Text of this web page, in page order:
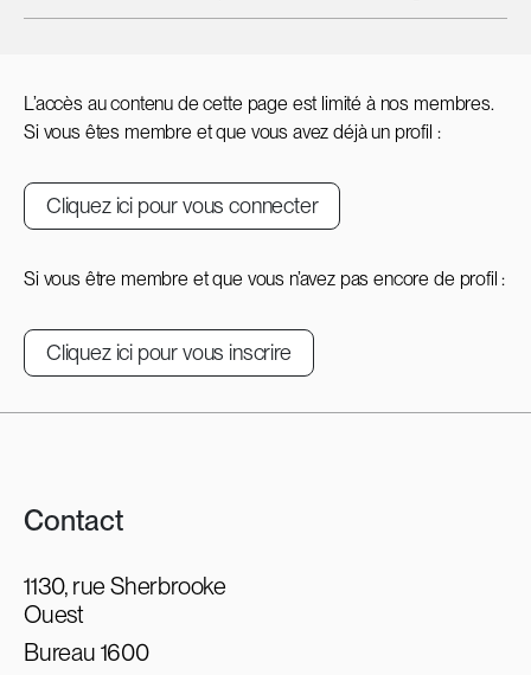
L’accès au contenu de cette page est limité à nos membres.
Si vous êtes membre et que vous avez déjà un profil :
Cliquez ici pour vous connecter
Si vous être membre et que vous n’avez pas encore de profil :
Cliquez ici pour vous inscrire
Contact
1130, rue Sherbrooke
Ouest
Bureau 1600